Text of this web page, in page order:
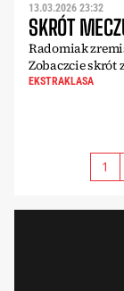
13.03.2026 23:32
SKRÓT
Radomiak
Zobaczcie skrót
EKSTRAKLASA
1